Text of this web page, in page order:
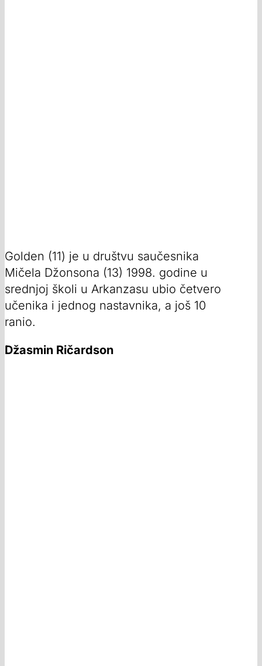
Golden (11) je u društvu saučesnika
Mičela Džonsona (13) 1998. godine u
srednjoj školi u Arkanzasu ubio četvero
učenika i jednog nastavnika, a još 10
ranio.
Džasmin Ričardson